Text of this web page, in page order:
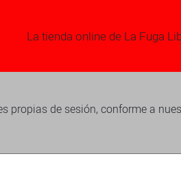
La tienda online de La Fuga
propias de sesión, conforme a